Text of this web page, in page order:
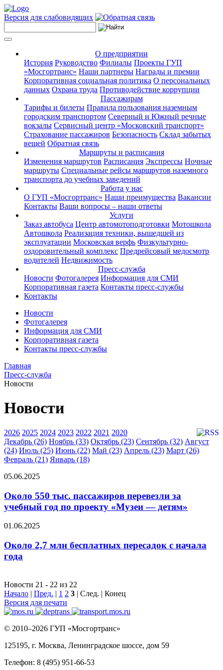
Версия для слабовидящих
О предприятии
История Руководство Филиалы Проекты ГУП
«Мосгортранс» Наши партнеры Награды и премии
Корпоративная социальная политика О персональных
данных Охрана труда Противодействие коррупции
Пассажирам
Тарифы и билеты Правила пользования наземным
городским транспортом Северный и Южный речные
вокзалы Сервисный центр «Московский транспорт»
Страхование пассажиров Безопасность Склад забытых
вещей Обратная связь
Маршруты и расписания
Изменения маршрутов Расписания Экспрессы Ночные
маршруты Специальные рейсы маршрутов наземного
транспорта до учебных заведений
Работа у нас
О ГУП «Мосгортранс» Наши преимущества Вакансии
Контакты Ваши вопросы – наши ответы
Услуги
Заказ автобуса Центр автомотоподготовки Мотошкола
Автошкола Реализация техники, вышедшей из
эксплуатации Московская верфь Физкультурно-
оздоровительный комплекс Предрейсовый медосмотр
водителей Недвижимость
Пресс-служба
Новости Фотогалерея Информация для СМИ
Корпоративная газета Контакты пресс-службы
Контакты
Новости
Фотогалерея
Информация для СМИ
Корпоративная газета
Контакты пресс-службы
Главная
Пресс-служба
Новости
Новости
2026 2025 2024 2023 2022 2021 2020
Декабрь (26) Ноябрь (33) Октябрь (23) Сентябрь (32) Август
(24) Июль (25) Июнь (22) Май (23) Апрель (23) Март (26)
Февраль (21) Январь (18)
05.06.2025
Около 550 тыс. пассажиров перевезли за
учебный год по проекту «Музеи — детям»
01.06.2025
Около 2,7 млн бесплатных пересадок с начала
года
Новости 21 - 22 из 22
Начало | Пред. | 1 2 3 | След. | Конец
Версия для печати
© 2010–2026 ГУП «Мосгортранс»
125195, г. Москва, Ленинградское шоссе, дом 59
Телефон: 8 (495) 951-66-53